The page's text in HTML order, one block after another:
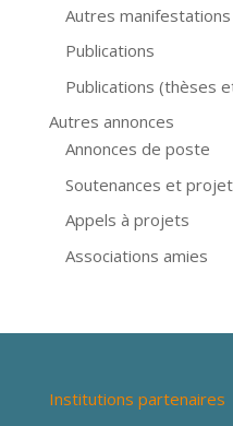
Autres manifestations
Publications
Publications (thèses
Autres annonces
Annonces de poste
Soutenances et
Appels à projets
Associations amies
Institutions partenaires